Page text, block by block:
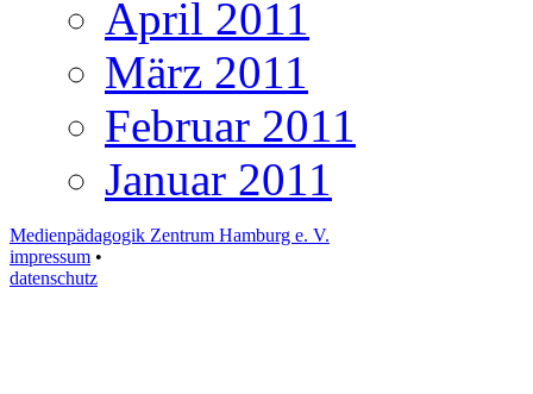
April 2011
März 2011
Februar 2011
Januar 2011
Medienpädagogik Zentrum Hamburg e. V.
impressum •
datenschutz